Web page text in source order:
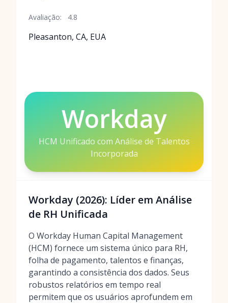
Avaliação: 4.8
Pleasanton, CA, EUA
Workday
HCM Unificado com Análise de Talentos
Incorporada
Workday (2026): Líder em Análise
de RH Unificada
O Workday Human Capital Management
(HCM) fornece um sistema único para RH,
folha de pagamento, talentos e finanças,
garantindo a consistência dos dados. Seus
robustos relatórios em tempo real
permitem que os usuários aprofundem em